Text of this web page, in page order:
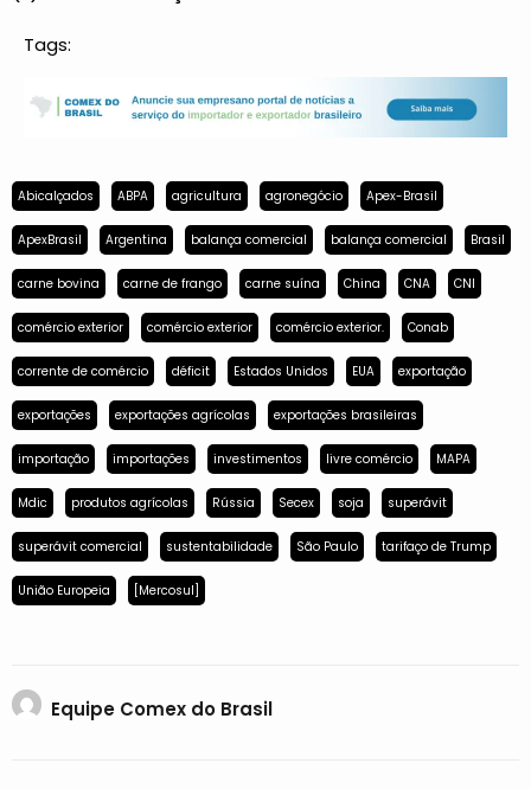
Tags:
Abicalçados ABPA agricultura agronegócio Apex-Brasil
ApexBrasil Argentina balança comercial balança comercial Brasil
carne bovina carne de frango carne suína China CNA CNI
comércio exterior comércio exterior comércio exterior. Conab
corrente de comércio déficit Estados Unidos EUA exportação
exportações exportações agrícolas exportações brasileiras
importação importações investimentos livre comércio MAPA
Mdic produtos agrícolas Rússia Secex soja superávit
superávit comercial sustentabilidade São Paulo tarifaço de Trump
União Europeia [Mercosul]
Equipe Comex do Brasil